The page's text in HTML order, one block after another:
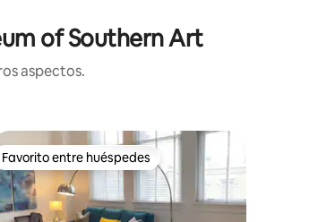
of Southern Art
aspectos.
Favorito entre huéspedes
Favorito entre huéspedes